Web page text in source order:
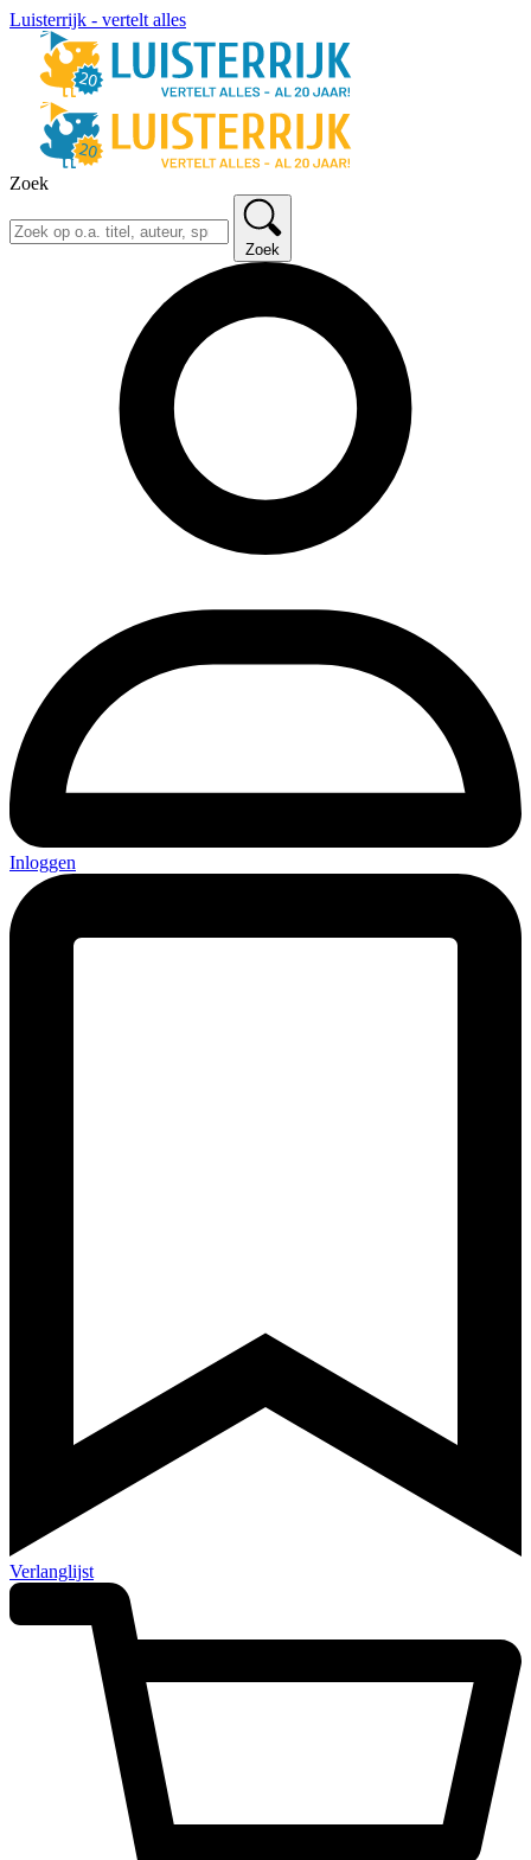
Luisterrijk - vertelt alles
Zoek
Zoek
Inloggen
Verlanglijst